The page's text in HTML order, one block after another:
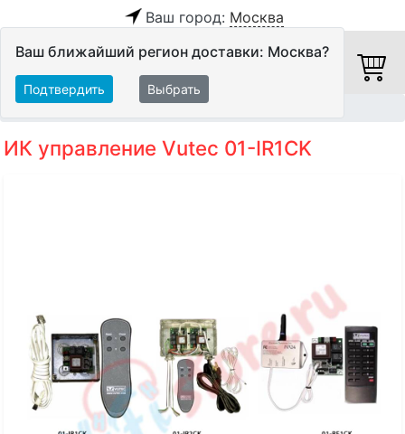
Ваш город: Москва
Ваш ближайший регион доставки: Москва?
Подтвердить Выбрать
ИК управление Vutec 01-IR1CK